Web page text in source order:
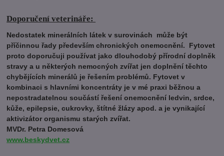
Doporučení veterináře:
Nedostatek minerálních látek v surovinách může být
příčinnou řady především chronických onemocnění. Fytovet
proto doporučuji používat jako dlouhodobý přírodní doplněk
stravy a u některých nemocných zvířat jen doplnění těchto
chybějících minerálů je řešením problémů. Fytovet v
kombinaci s hlavními koncentráty je v mé praxi běžnou a
nepostradatelnou součástí řešení onemocnění ledvin, srdce,
kůže, epilepsie, cukrovky, štítné žlázy apod. a je vynikající
aktivizátor organismu starých zvířat.
MVDr. Petra Domesová
www.beskydvet.cz